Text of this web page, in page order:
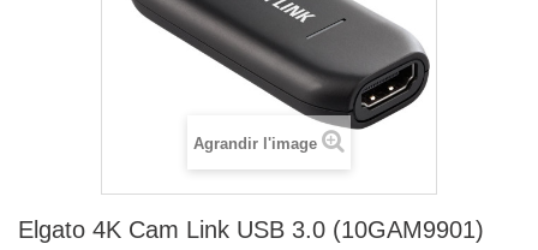
Agrandir l'image
Elgato 4K Cam Link USB 3.0 (10GAM9901)